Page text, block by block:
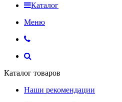
Каталог
Меню
Каталог товаров
Наши рекомендации